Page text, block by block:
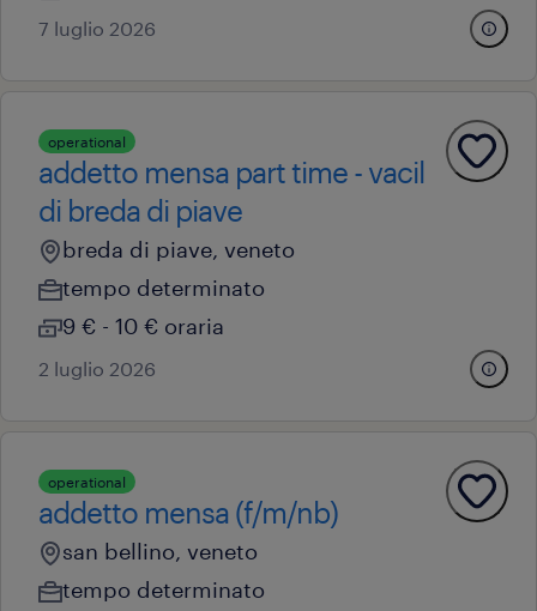
7 luglio 2026
operational
addetto mensa part time - vacil
di breda di piave
breda di piave, veneto
tempo determinato
9 € - 10 € oraria
2 luglio 2026
operational
addetto mensa (f/m/nb)
san bellino, veneto
tempo determinato